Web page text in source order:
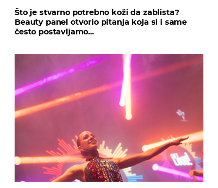
Što je stvarno potrebno koži da zablista?
Beauty panel otvorio pitanja koja si i same
često postavljamo...